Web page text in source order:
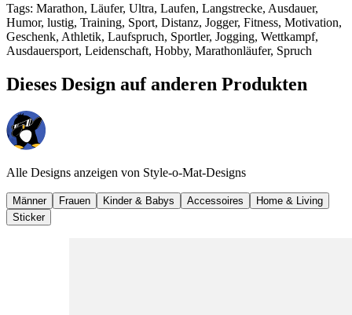
Tags: Marathon, Läufer, Ultra, Laufen, Langstrecke, Ausdauer,
Humor, lustig, Training, Sport, Distanz, Jogger, Fitness, Motivation,
Geschenk, Athletik, Laufspruch, Sportler, Jogging, Wettkampf,
Ausdauersport, Leidenschaft, Hobby, Marathonläufer, Spruch
Dieses Design auf anderen Produkten
Alle Designs anzeigen von Style-o-Mat-Designs
Männer Frauen Kinder & Babys Accessoires
Home & Living
Sticker